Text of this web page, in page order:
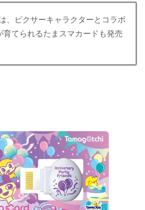
、ピクサーキャラクターとコラボ
育てられるたまスマカードも発売